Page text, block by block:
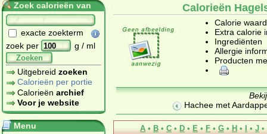
Zoek calorieën van
exacte zoekterm
zoek per
g / ml
Zoeken
Uitgebreid zoeken
Calorieën per portie
Calorieën archief
Voor je website
Menu
Calorieën
Calorie
Extra calorie
Ingrediënten
Allergie
Producten
Hachee met
A • B • C • D • E • F • G • H • I • J •